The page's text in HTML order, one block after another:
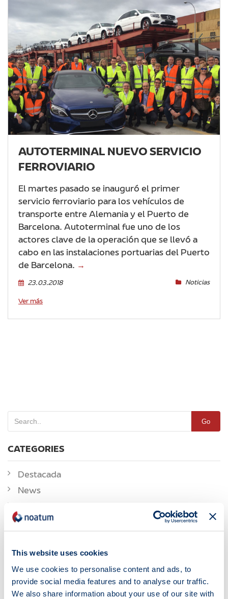
This website uses cookies
We use cookies to personalise content and ads, to
provide social media features and to analyse our traffic.
We also share information about your use of our site with
AUTOTERMINAL NUEVO SERVICIO
FERROVIARIO
El martes pasado se inauguró el primer
servicio ferroviario para los vehículos de
transporte entre Alemania y el Puerto de
Barcelona. Autoterminal fue uno de los
actores clave de la operación que se llevó a
cabo en las instalaciones portuarias del Puerto
de Barcelona. →
23.03.2018 Noticias
Ver más
Go
CATEGORIES
Destacada
News
Autoterminal
Barcelona Calidad Certification
Cesar Cegarra
Construcción
Cruise Cruiseindustry
España